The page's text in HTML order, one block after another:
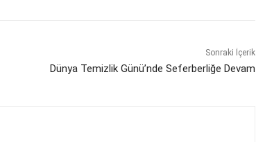
Sonraki İçerik
Dünya Temizlik Günü’nde Seferberliğe Devam